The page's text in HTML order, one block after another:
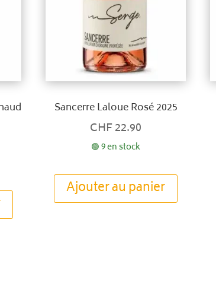
Sancerre Laloue Rosé 2025
CHF22.90
🟢 9 en stock
Ajouter au panier